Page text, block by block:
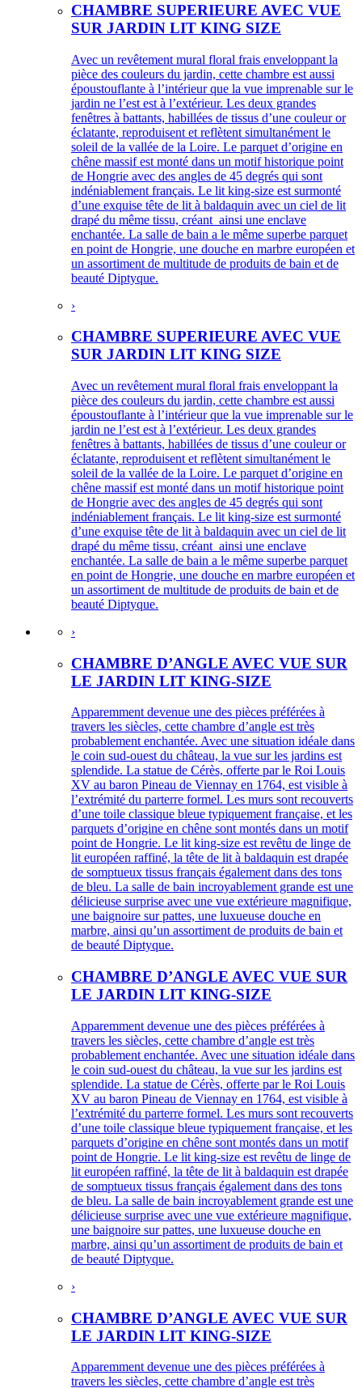
CHAMBRE SUPERIEURE AVEC VUE
SUR JARDIN LIT KING SIZE
Avec un revêtement mural floral frais enveloppant la
pièce des couleurs du jardin, cette chambre est aussi
époustouflante à l’intérieur que la vue imprenable sur le
jardin ne l’est est à l’extérieur. Les deux grandes
fenêtres à battants, habillées de tissus d’une couleur or
éclatante, reproduisent et reflètent simultanément le
soleil de la vallée de la Loire. Le parquet d’origine en
chêne massif est monté dans un motif historique point
de Hongrie avec des angles de 45 degrés qui sont
indéniablement français. Le lit king-size est surmonté
d’une exquise tête de lit à baldaquin avec un ciel de lit
drapé du même tissu, créant ainsi une enclave
enchantée. La salle de bain a le même superbe parquet
en point de Hongrie, une douche en marbre européen et
un assortiment de multitude de produits de bain et de
beauté Diptyque.
›
CHAMBRE SUPERIEURE AVEC VUE
SUR JARDIN LIT KING SIZE
Avec un revêtement mural floral frais enveloppant la
pièce des couleurs du jardin, cette chambre est aussi
époustouflante à l’intérieur que la vue imprenable sur le
jardin ne l’est est à l’extérieur. Les deux grandes
fenêtres à battants, habillées de tissus d’une couleur or
éclatante, reproduisent et reflètent simultanément le
soleil de la vallée de la Loire. Le parquet d’origine en
chêne massif est monté dans un motif historique point
de Hongrie avec des angles de 45 degrés qui sont
indéniablement français. Le lit king-size est surmonté
d’une exquise tête de lit à baldaquin avec un ciel de lit
drapé du même tissu, créant ainsi une enclave
enchantée. La salle de bain a le même superbe parquet
en point de Hongrie, une douche en marbre européen et
un assortiment de multitude de produits de bain et de
beauté Diptyque.
›
CHAMBRE D’ANGLE AVEC VUE SUR
LE JARDIN LIT KING-SIZE
Apparemment devenue une des pièces préférées à
travers les siècles, cette chambre d’angle est très
probablement enchantée. Avec une situation idéale dans
le coin sud-ouest du château, la vue sur les jardins est
splendide. La statue de Cérès, offerte par le Roi Louis
XV au baron Pineau de Viennay en 1764, est visible à
l’extrémité du parterre formel. Les murs sont recouverts
d’une toile classique bleue typiquement française, et les
parquets d’origine en chêne sont montés dans un motif
point de Hongrie. Le lit king-size est revêtu de linge de
lit européen raffiné, la tête de lit à baldaquin est drapée
de somptueux tissus français également dans des tons
de bleu. La salle de bain incroyablement grande est une
délicieuse surprise avec une vue extérieure magnifique,
une baignoire sur pattes, une luxueuse douche en
marbre, ainsi qu’un assortiment de produits de bain et
de beauté Diptyque.
CHAMBRE D’ANGLE AVEC VUE SUR
LE JARDIN LIT KING-SIZE
Apparemment devenue une des pièces préférées à
travers les siècles, cette chambre d’angle est très
probablement enchantée. Avec une situation idéale dans
le coin sud-ouest du château, la vue sur les jardins est
splendide. La statue de Cérès, offerte par le Roi Louis
XV au baron Pineau de Viennay en 1764, est visible à
l’extrémité du parterre formel. Les murs sont recouverts
d’une toile classique bleue typiquement française, et les
parquets d’origine en chêne sont montés dans un motif
point de Hongrie. Le lit king-size est revêtu de linge de
lit européen raffiné, la tête de lit à baldaquin est drapée
de somptueux tissus français également dans des tons
de bleu. La salle de bain incroyablement grande est une
délicieuse surprise avec une vue extérieure magnifique,
une baignoire sur pattes, une luxueuse douche en
marbre, ainsi qu’un assortiment de produits de bain et
de beauté Diptyque.
›
CHAMBRE D’ANGLE AVEC VUE SUR
LE JARDIN LIT KING-SIZE
Apparemment devenue une des pièces préférées à
travers les siècles, cette chambre d’angle est très